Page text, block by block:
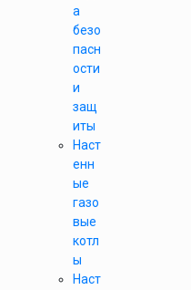
а
безо
пасн
ости
и
защ
иты
Наст
енн
ые
газо
вые
котл
ы
Наст